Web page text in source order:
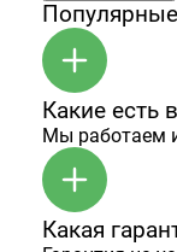
Какие есть
Мы работаем
Какая